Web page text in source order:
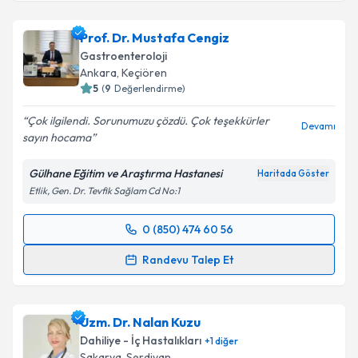
Prof. Dr. Mustafa Cengiz
Gastroenteroloji
Ankara, Keçiören
5 (9 Değerlendirme)
Çok ilgilendi. Sorunumuzu çözdü. Çok teşekkürler
sayın hocama
Devamı
Gülhane Eğitim ve Araştırma Hastanesi Haritada Göster
Etlik, Gen. Dr. Tevfik Sağlam Cd No:1
0 (850) 474 60 56
Randevu Talep Et
Randevu Takvimi Talebi
takvim hazırlandığında e-posta ile bilgilendireceğiz.
E-posta Adresiniz
Uzm. Dr. Nalan Kuzu
Dahiliye - İç Hastalıkları +1diğer